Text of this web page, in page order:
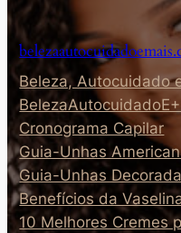
Beleza, Autocuidado
Cronograma Capilar
Guia-Unhas
Guia-Unhas
Benefícios da
10 Melhores Cremes